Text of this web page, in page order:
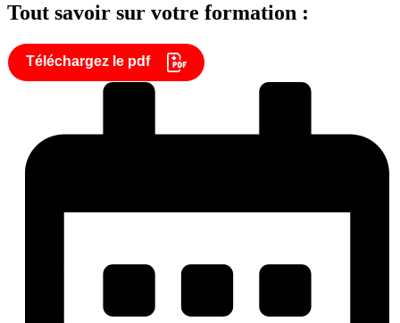
Tout savoir sur votre formation :
Téléchargez le pdf